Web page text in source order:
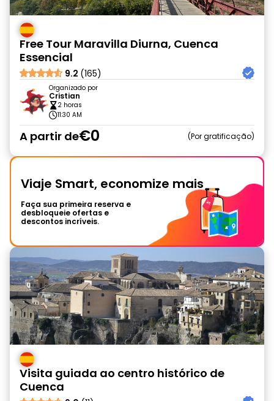
Free Tour Maravilla Diurna, Cuenca
Essencial
9.2 (165)
Organizado por
Cristian
2 horas
11:30 AM
A partir de€0 Por gratificação
Viaje Smart, economize mais
Faça sua primeira reserva e
desbloqueie ofertas e
descontos incríveis.
Visita guiada ao centro histórico de
Cuenca